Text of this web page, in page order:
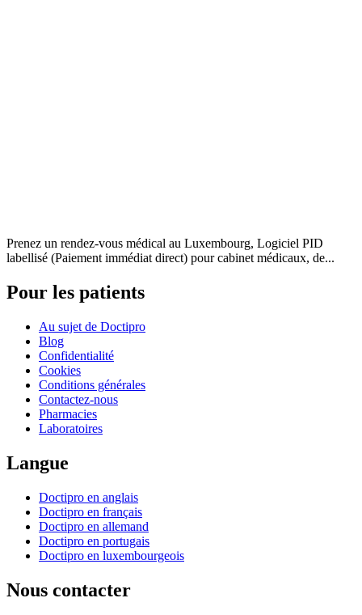
Prenez un rendez-vous médical au Luxembourg, Logiciel PID
labellisé (Paiement immédiat direct) pour cabinet médicaux, de...
Pour les patients
Au sujet de Doctipro
Blog
Confidentialité
Cookies
Conditions générales
Contactez-nous
Pharmacies
Laboratoires
Langue
Doctipro en anglais
Doctipro en français
Doctipro en allemand
Doctipro en portugais
Doctipro en luxembourgeois
Nous contacter